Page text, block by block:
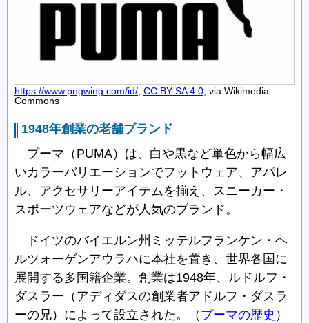
https://www.pngwing.com/id/, CC BY-SA 4.0, via Wikimedia
Commons
1948年創業の老舗ブランド
プーマ（PUMA）は、白や黒など単色から幅広
いカラーバリエーションでフットウェア、アパレ
ル、アクセサリーアイテムを揃え、スニーカー・
スポーツウェアなどが人気のブランド。
ドイツのバイエルン州ミッテルフランケン・ヘ
ルツォーゲンアウラハに本社を置き、世界各国に
展開する多国籍企業。創業は1948年、ルドルフ・
ダスラー（アディダスの創業者アドルフ・ダスラ
ーの兄）によって設立された。（ プーマの歴史 ）